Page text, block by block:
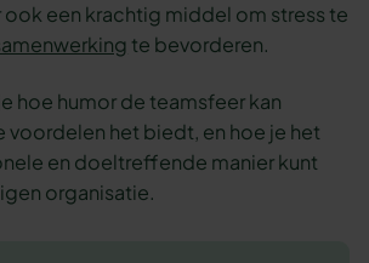
ook een krachtig middel om stress te
te bevorderen.
hoe humor de teamsfeer kan
voordelen het biedt, en hoe je het
en doeltreffende manier kunt
organisatie.